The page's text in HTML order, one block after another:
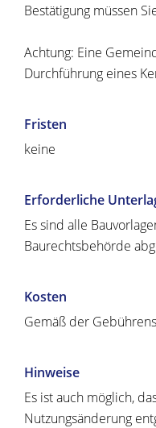
Bestätigung müssen
Achtung: Eine
Durchführung eines
Fristen
keine
Erforderliche
Es sind alle
Baurechtsbehörde
Kosten
Gemäß der
Hinweise
Es ist auch möglich,
Nutzungsänderung